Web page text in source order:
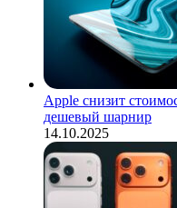
Apple снизит
дешевый шарнир
14.10.2025